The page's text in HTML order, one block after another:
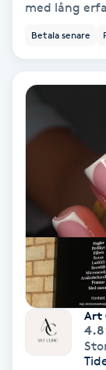
Klangmassage
Klippning
Kosmetisk
Kostrådgivning
med lång
Betala senare
Art
4.8